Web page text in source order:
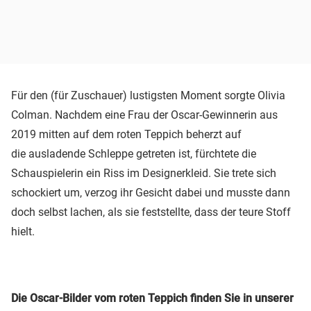
Für den (für Zuschauer) lustigsten Moment sorgte Olivia
Colman. Nachdem eine Frau der Oscar-Gewinnerin aus
2019 mitten auf dem roten Teppich beherzt auf
die ausladende Schleppe getreten ist, fürchtete die
Schauspielerin ein Riss im Designerkleid. Sie trete sich
schockiert um, verzog ihr Gesicht dabei und musste dann
doch selbst lachen, als sie feststellte, dass der teure Stoff
hielt.
Die Oscar-Bilder vom roten Teppich finden Sie in unserer